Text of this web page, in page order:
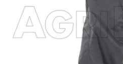
Oliviero
Olix